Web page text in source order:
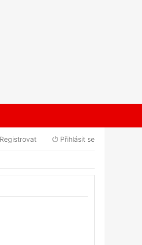
Přihlásit se
Registrovat